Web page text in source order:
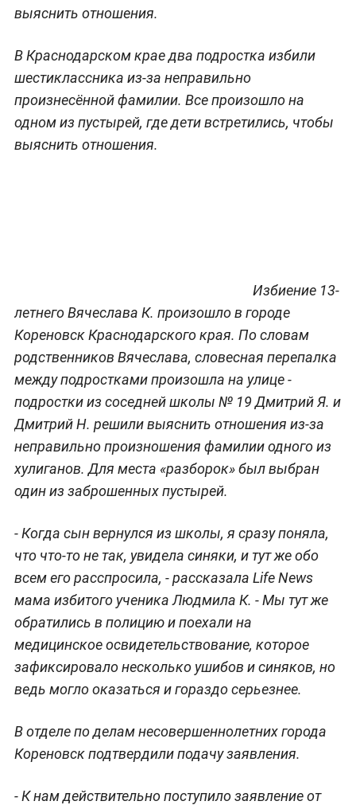
выяснить отношения.
В Краснодарском крае два подростка избили
шестиклассника из-за неправильно
произнесённой фамилии. Все произошло на
одном из пустырей, где дети встретились, чтобы
выяснить отношения.
Избиение 13-
летнего Вячеслава К. произошло в городе
Кореновск Краснодарского края. По словам
родственников Вячеслава, словесная перепалка
между подростками произошла на улице -
подростки из соседней школы № 19 Дмитрий Я. и
Дмитрий Н. решили выяснить отношения из-за
неправильно произношения фамилии одного из
хулиганов.Для места «разборок» был выбран
один из заброшенных пустырей.
- Когда сын вернулся из школы, я сразу поняла,
что что-то не так, увидела синяки, и тут же обо
всем его расспросила, - рассказала Life News
мама избитого ученика Людмила К. - Мы тут же
обратились в полицию и поехали на
медицинское освидетельствование, которое
зафиксировало несколько ушибов и синяков, но
ведь могло оказаться и гораздо серьезнее.
В отделе по делам несовершеннолетних города
Кореновск подтвердили подачу заявления.
- К нам действительно поступило заявление от